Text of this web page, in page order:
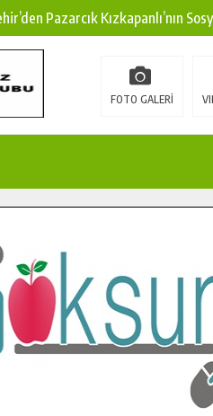
Pazarcık Kızkapanlı’nın
Pazarcık Kırsalına Modern
Uluslararası Başarı:
Komutanı Karakaya’dan
Yeni Köprüsünde Sona Doğru.
FOTO GALERİ